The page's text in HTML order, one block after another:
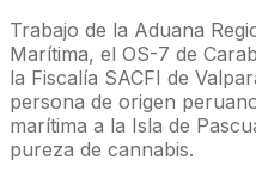
Trabajo de la Aduana
Marítima, el OS-7 de
la Fiscalía SACFI de
persona de origen
marítima a la Isla de
pureza de cannabis.